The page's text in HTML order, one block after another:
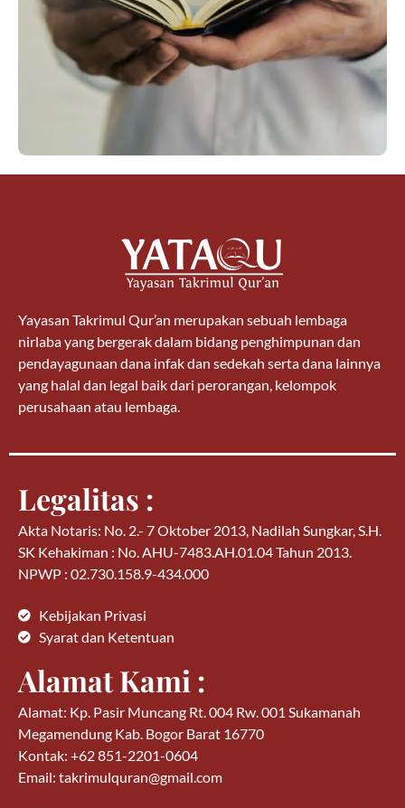
Yayasan Takrimul Qur’an merupakan sebuah lembaga
nirlaba yang bergerak dalam bidang penghimpunan dan
pendayagunaan dana infak dan sedekah serta dana lainnya
yang halal dan legal baik dari perorangan, kelompok
perusahaan atau lembaga.
Legalitas :
Akta Notaris: No. 2.- 7 Oktober 2013, Nadilah Sungkar, S.H.
SK Kehakiman : No. AHU-7483.AH.01.04 Tahun 2013.
NPWP : 02.730.158.9-434.000
Kebijakan Privasi
Syarat dan Ketentuan
Alamat Kami :
Alamat: Kp. Pasir Muncang Rt. 004 Rw. 001 Sukamanah
Megamendung Kab. Bogor Barat 16770
Kontak: +62 851-2201-0604
Email: takrimulquran@gmail.com